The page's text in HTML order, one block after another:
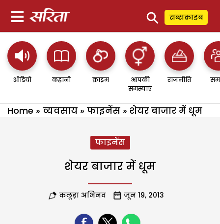
⚲ सब्सक्राइब
ऑडियो कहानी क्राइम
आपकी
समस्याएं
राजनीति
Home » व्यवसाय » फाइनेंस » शेयर बाजार में धूम
फाइनेंस
शेयर बाजार में धूम
कलूड़ा अभिनव जून 19, 2013